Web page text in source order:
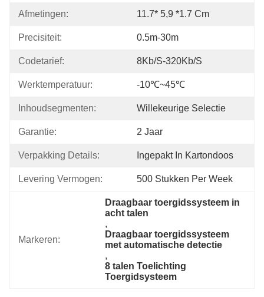
Afmetingen: 11.7* 5,9 *1.7 Cm
Precisiteit: 0.5m-30m
Codetarief: 8Kb/s-320Kb/s
Werktemperatuur: -10℃~45℃
Inhoudsegmenten: Willekeurige Selectie
Garantie: 2 Jaar
Verpakking Details: Ingepakt In Kartondoos
Levering Vermogen: 500 Stukken Per Week
Markeren:
Draagbaar toergidssysteem in
acht talen
,
Draagbaar toergidssysteem
met automatische detectie
,
8 talen Toelichting
Toergidsysteem